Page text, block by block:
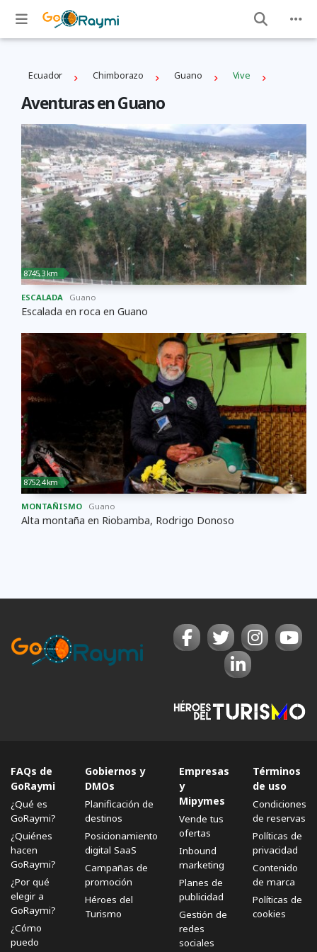
Ecuador Chimborazo Guano Vive
Aventuras en Guano
8745,3 km
ESCALADA Guano
Escalada en roca en Guano
8752,4 km
MONTAÑISMO Guano
Alta montaña en Riobamba, Rodrigo Donoso
FAQs de
GoRaymi
¿Qué es
GoRaymi?
¿Quiénes
hacen
GoRaymi?
¿Por qué
elegir a
GoRaymi?
¿Cómo
puedo
Gobiernos y
DMOs
Planificación de
destinos
Posicionamiento
digital SaaS
Campañas de
promoción
Héroes del
Turismo
Empresas
y
Mipymes
Vende tus
ofertas
Inbound
marketing
Planes de
publicidad
Gestión de
redes
sociales
Términos
de uso
Condiciones
de reservas
Políticas de
privacidad
Contenido
de marca
Políticas de
cookies